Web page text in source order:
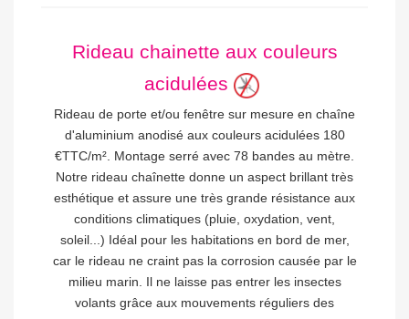
Rideau chainette aux couleurs
acidulées
Rideau de porte et/ou fenêtre sur mesure en chaîne
d'aluminium anodisé aux couleurs acidulées 180
€TTC/m². Montage serré avec 78 bandes au mètre.
Notre rideau chaînette donne un aspect brillant très
esthétique et assure une très grande résistance aux
conditions climatiques (pluie, oxydation, vent,
soleil...) Idéal pour les habitations en bord de mer,
car le rideau ne craint pas la corrosion causée par le
milieu marin. Il ne laisse pas entrer les insectes
volants grâce aux mouvements réguliers des